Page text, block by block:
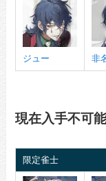
ジュー 非
現在入手不可
限定雀士